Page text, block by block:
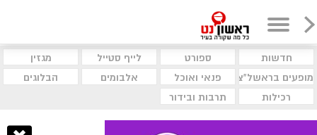
חדשות ספורט לייף סטייל
מגזין
מופעים בראשל"צ
פנאי ואוכל אלבומים
הבלוגים
רכילות
תרבות ובידור